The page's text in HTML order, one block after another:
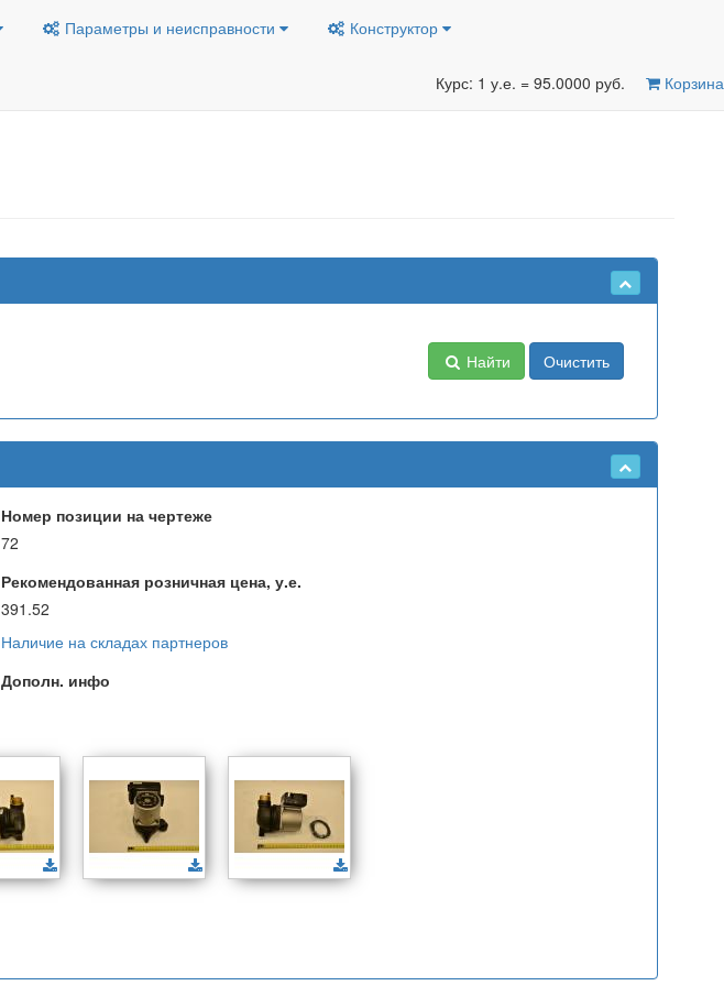
Параметры и неисправности Конструктор
Курс: 1 у.е. = 95.0000 руб. Корзина
Найти
Очистить
Номер позиции на чертеже
72
Рекомендованная розничная цена, у.е.
391.52
Наличие на складах партнеров
Дополн. инфо